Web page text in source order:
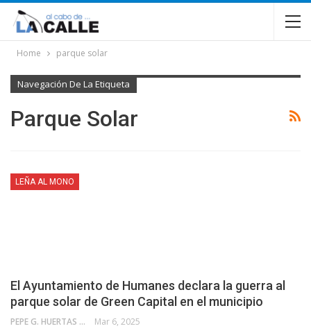
Home parque solar
Navegación De La Etiqueta
Parque Solar
LEÑA AL MONO
El Ayuntamiento de Humanes declara la guerra al
parque solar de Green Capital en el municipio
PEPE G. HUERTAS Mar 6, 2025